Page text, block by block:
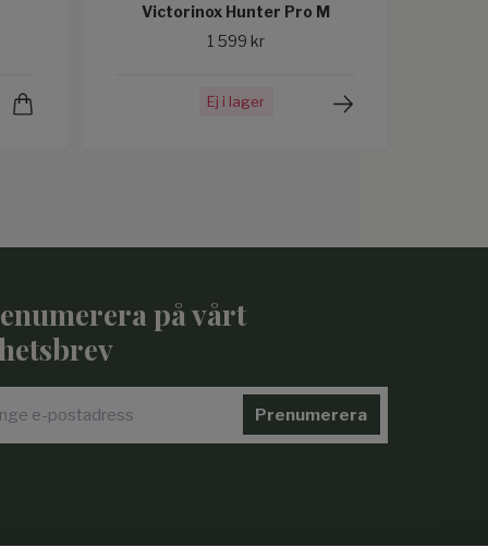
Victorinox Hunter Pro M
1 599 kr
Ej i lager
på vårt
Prenumerera